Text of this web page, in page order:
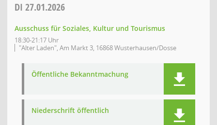
DI 27.01.2026
Ausschuss für Soziales, Kultur und Tourismus
18:30-21:17 Uhr
"Alter Laden", Am Markt 3, 16868 Wusterhausen/Dosse
Öffentliche Bekanntmachung
Niederschrift öffentlich